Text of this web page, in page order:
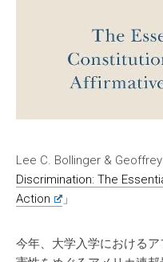
Lee C. Bollinger &
Discrimination: The
Action
」
今年、大学入学における